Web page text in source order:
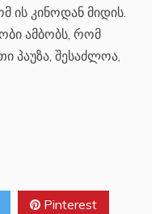
ის კინოდან მიდის.
ამბობს, რომ
პაუზა, შესაძლოა,
Pinterest